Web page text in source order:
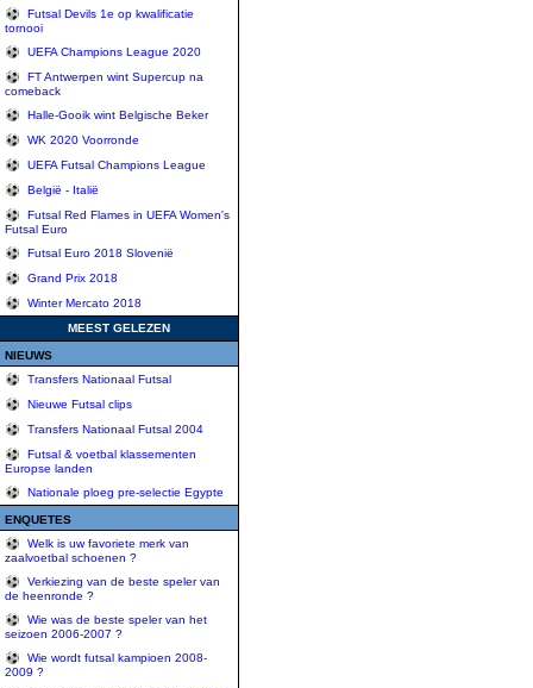
Futsal Devils 1e op kwalificatie
tornooi
UEFA Champions League 2020
FT Antwerpen wint Supercup na
comeback
Halle-Gooik wint Belgische Beker
WK 2020 Voorronde
UEFA Futsal Champions League
België - Italië
Futsal Red Flames in UEFA Women's
Futsal Euro
Futsal Euro 2018 Slovenië
Grand Prix 2018
Winter Mercato 2018
MEEST GELEZEN
NIEUWS
Transfers Nationaal Futsal
Nieuwe Futsal clips
Transfers Nationaal Futsal 2004
Futsal & voetbal klassementen
Europse landen
Nationale ploeg pre-selectie Egypte
ENQUETES
Welk is uw favoriete merk van
zaalvoetbal schoenen ?
Verkiezing van de beste speler van
de heenronde ?
Wie was de beste speler van het
seizoen 2006-2007 ?
Wie wordt futsal kampioen 2008-
2009 ?